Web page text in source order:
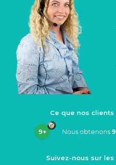
Ce que nos
9+ Nous obtenons
Suivez-nous sur